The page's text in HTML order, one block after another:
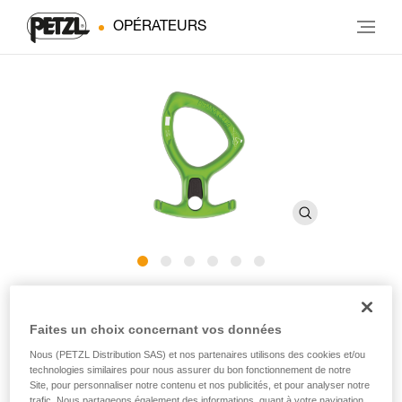
OPÉRATEURS
Descendeur à freinage modulable pour le canyoning
Pour vos premières descentes en canyoning ! Conçu pour
Faites un choix concernant vos données
Nous (PETZL Distribution SAS) et nos partenaires utilisons des cookies et/ou
technologies similaires pour nous assurer du bon fonctionnement de notre
Site, pour personnaliser notre contenu et nos publicités, et pour analyser notre